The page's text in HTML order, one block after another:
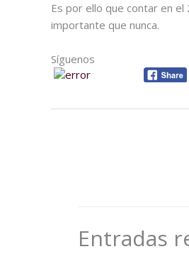
Es por ello que contar en
importante que nunca.
Síguenos
Entradas